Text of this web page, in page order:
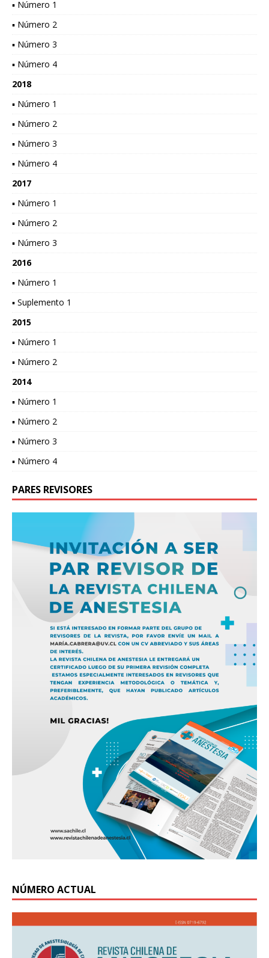
▪ Número 1
▪ Número 2
▪ Número 3
▪ Número 4
2018
▪ Número 1
▪ Número 2
▪ Número 3
▪ Número 4
2017
▪ Número 1
▪ Número 2
▪ Número 3
2016
▪ Número 1
▪ Suplemento 1
2015
▪ Número 1
▪ Número 2
2014
▪ Número 1
▪ Número 2
▪ Número 3
▪ Número 4
PARES REVISORES
NÚMERO ACTUAL